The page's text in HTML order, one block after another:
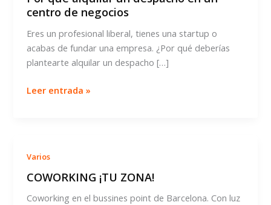
centro de negocios
Eres un profesional liberal, tienes una startup o
acabas de fundar una empresa. ¿Por qué deberías
plantearte alquilar un despacho […]
Por
en
un
Leer entrada »
Varios
COWORKING ¡TU ZONA!
Coworking en el bussines point de Barcelona. Con luz